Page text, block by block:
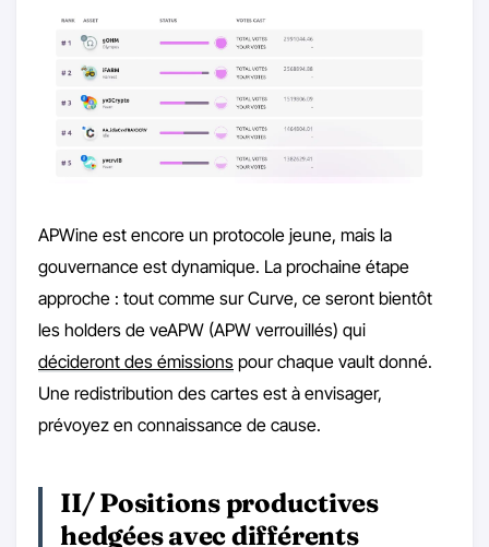
APWine est encore un protocole jeune, mais la
gouvernance est dynamique. La prochaine étape
approche : tout comme sur Curve, ce seront bientôt
les holders de veAPW (APW verrouillés) qui
décideront des émissions pour chaque vault donné.
Une redistribution des cartes est à envisager,
prévoyez en connaissance de cause.
II/ Positions productives
hedgées avec différents